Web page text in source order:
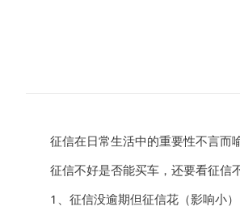
征信在日常生活中的重要性不言而喻
征信不好是否能买车，还要看征信不
1、征信没逾期但征信花（影响小）